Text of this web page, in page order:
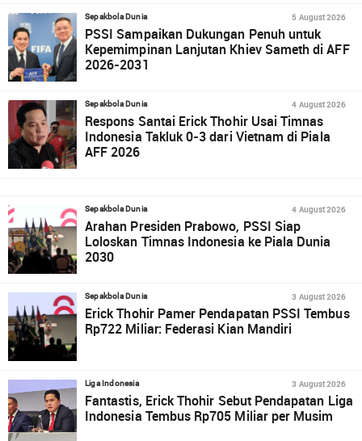
Sepakbola Dunia 5 August 2026
PSSI Sampaikan Dukungan Penuh untuk
Kepemimpinan Lanjutan Khiev Sameth di AFF
2026-2031
Sepakbola Dunia 4 August 2026
Respons Santai Erick Thohir Usai Timnas
Indonesia Takluk 0-3 dari Vietnam di Piala
AFF 2026
Sepakbola Dunia 4 August 2026
Arahan Presiden Prabowo, PSSI Siap
Loloskan Timnas Indonesia ke Piala Dunia
2030
Sepakbola Dunia 3 August 2026
Erick Thohir Pamer Pendapatan PSSI Tembus
Rp722 Miliar: Federasi Kian Mandiri
Liga Indonesia 3 August 2026
Fantastis, Erick Thohir Sebut Pendapatan Liga
Indonesia Tembus Rp705 Miliar per Musim